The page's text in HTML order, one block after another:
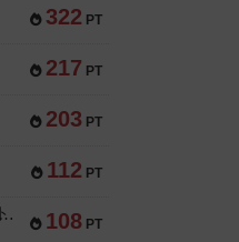
322 PT
217 PT
203 PT
112 PT
108 PT
ファースト・イン・フライト